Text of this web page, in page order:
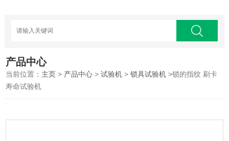
产品中心
当前位置： 主页 > 产品中心 >试验机 >锁具试验机 >锁的指纹 刷卡
寿命试验机